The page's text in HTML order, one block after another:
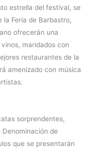
estrella del festival, se
Feria de Barbastro,
ofrecerán una
maridados con
restaurantes de la
amenizado con música
sorprendentes,
de
que se presentarán